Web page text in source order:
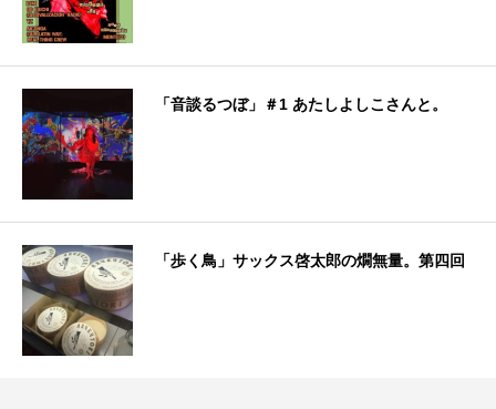
「音談るつぼ」＃1 あたしよしこさんと。
「歩く鳥」サックス啓太郎の燗無量。第四回